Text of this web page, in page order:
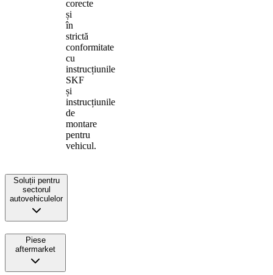
corecte
și
în
strictă
conformitate
cu
instrucțiunile
SKF
și
instrucțiunile
de
montare
pentru
vehicul.
Soluții pentru
sectorul
autovehiculelor
Piese
aftermarket